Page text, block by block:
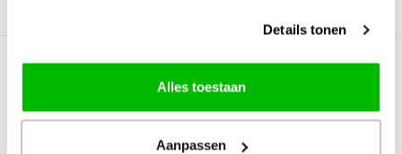
Details tonen
Alles toestaan
Aanpassen
BEOORDELINGEN
0Reviews